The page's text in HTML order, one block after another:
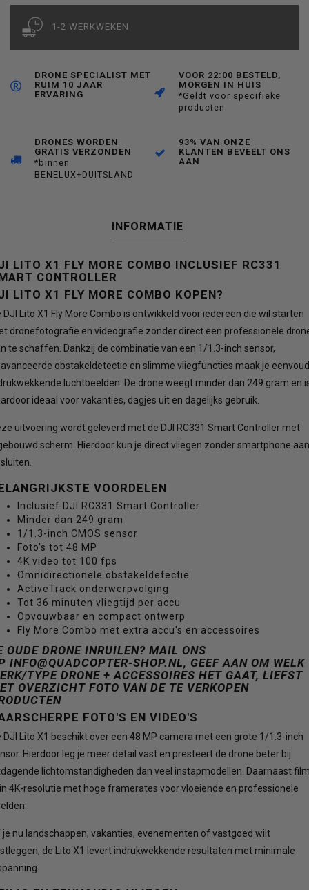
1-2 WERKWEKEN
DRONE SPECIALIST MET
RUIM 10 JAAR
ERVARING
VOOR 22:00 BESTELD,
MORGEN IN HUIS
*Geldt voor specifieke
producten
DRONES WORDEN
GRATIS VERZONDEN
*binnen
BENELUX+DUITSLAND
93% VAN ONZE
KLANTEN BEVEELT ONS
AAN
INFORMATIE
LITO X1 FLY MORE COMBO INCLUSIEF RC331
CONTROLLER
LITO X1 FLY MORE COMBO KOPEN?
DJI Lito X1 Fly More Combo is ontwikkeld voor iedereen die wil starten
dronefotografie en videografie zonder direct een professionele
te schaffen. Dankzij de combinatie van een 1/1.3-inch sensor,
obstakeldetectie en slimme vliegfuncties maak je
luchtbeelden. De drone weegt minder dan 249 gram en
ideaal voor vakanties, dagjes uit en dagelijks gebruik.
uitvoering wordt geleverd met de DJI RC331 Smart Controller met
scherm. Hierdoor kun je direct vliegen zonder smartphone aan
VOORDELEN
Inclusief DJI RC331 Smart Controller
Minder dan 249 gram
1/1.3-inch CMOS sensor
Foto's tot 48 MP
4K video tot 100 fps
Omnidirectionele obstakeldetectie
ActiveTrack onderwerpvolging
Tot 36 minuten vliegtijd per accu
Opvouwbaar en compact ontwerp
Fly More Combo met extra accu's en accessoires
OUDE DRONE INRUILEN? MAIL ONS
INFO@QUADCOPTER-SHOP.NL, GEEF AAN OM WELK
TYPE DRONE + ACCESSOIRES HET GAAT, LIEFST
OVERZICHT FOTO VAN DE TE VERKOPEN
FOTO'S EN VIDEO'S
DJI Lito X1 beschikt over een 48 MP camera met een grote 1/1.3-inch
Hierdoor leg je meer detail vast en presteert de drone beter bij
lichtomstandigheden dan veel instapmodellen. Daarnaast
4K-resolutie met hoge framerates voor vloeiende en professionele
je nu landschappen, vakanties, evenementen of vastgoed wilt
de Lito X1 levert indrukwekkende resultaten met minimale